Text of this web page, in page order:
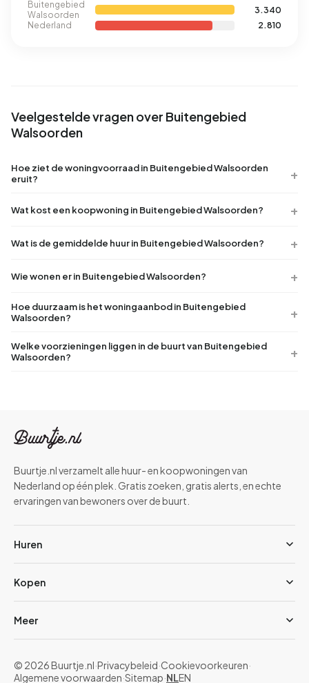
Buitengebied
Walsoorden
3.340
Nederland
2.810
Veelgestelde vragen over Buitengebied
Walsoorden
Hoe ziet de woningvoorraad in Buitengebied Walsoorden
eruit?
Wat kost een koopwoning in Buitengebied Walsoorden?
Wat is de gemiddelde huur in Buitengebied Walsoorden?
Wie wonen er in Buitengebied Walsoorden?
Hoe duurzaam is het woningaanbod in Buitengebied
Walsoorden?
Welke voorzieningen liggen in de buurt van Buitengebied
Walsoorden?
Buurtje.nl verzamelt alle huur- en koopwoningen van
Nederland op één plek. Gratis zoeken, gratis alerts, en echte
ervaringen van bewoners over de buurt.
Huren
Kopen
Meer
© 2026 Buurtje.nl·Privacybeleid·Cookievoorkeuren·
Algemene voorwaarden·Sitemap·NLEN